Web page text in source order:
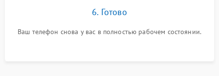
6. Готово
Ваш телефон снова у вас в полностью рабочем состоянии.